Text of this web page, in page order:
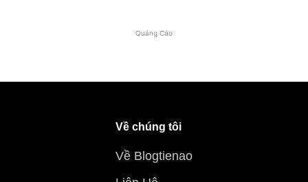
Quảng Cáo
Về chúng tôi
Về Blogtienao